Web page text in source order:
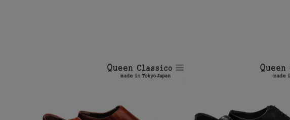
やわらかい牛革（天然皮革）を使用。
靴の脱ぎ履きをスムーズに。